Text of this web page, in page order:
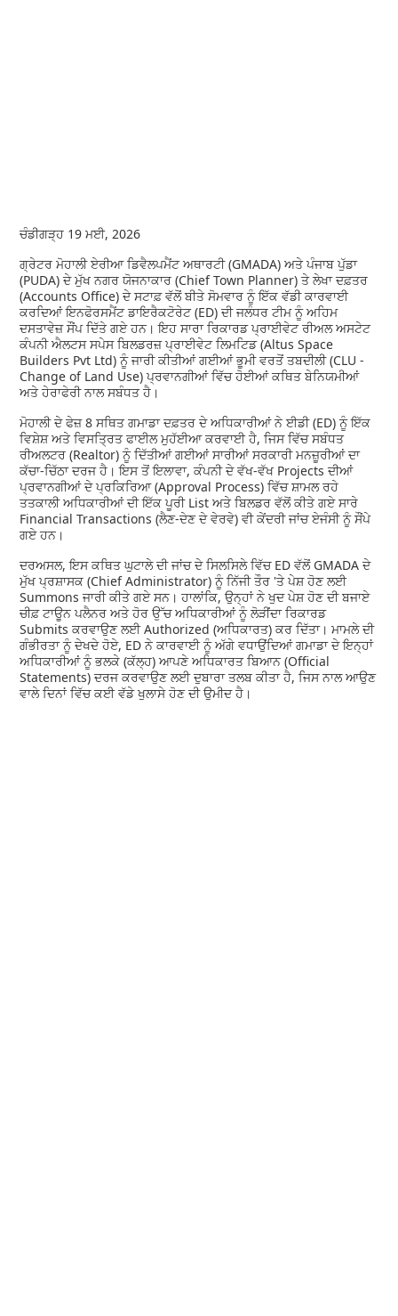
ਚੰਡੀਗੜ੍ਹ 19 ਮਈ, 2026
ਗ੍ਰੇਟਰ ਮੋਹਾਲੀ ਏਰੀਆ ਡਿਵੈਲਪਮੈਂਟ ਅਥਾਰਟੀ (GMADA) ਅਤੇ ਪੰਜਾਬ ਪੁੱਡਾ
(PUDA) ਦੇ ਮੁੱਖ ਨਗਰ ਯੋਜਨਾਕਾਰ (Chief Town Planner) ਤੇ ਲੇਖਾ ਦਫ਼ਤਰ
(Accounts Office) ਦੇ ਸਟਾਫ਼ ਵੱਲੋਂ ਬੀਤੇ ਸੋਮਵਾਰ ਨੂੰ ਇੱਕ ਵੱਡੀ ਕਾਰਵਾਈ
ਕਰਦਿਆਂ ਇਨਫੋਰਸਮੈਂਟ ਡਾਇਰੈਕਟੋਰੇਟ (ED) ਦੀ ਜਲੰਧਰ ਟੀਮ ਨੂੰ ਅਹਿਮ
ਦਸਤਾਵੇਜ਼ ਸੌਂਪ ਦਿੱਤੇ ਗਏ ਹਨ। ਇਹ ਸਾਰਾ ਰਿਕਾਰਡ ਪ੍ਰਾਈਵੇਟ ਰੀਅਲ ਅਸਟੇਟ
ਕੰਪਨੀ ਐਲਟਸ ਸਪੇਸ ਬਿਲਡਰਜ਼ ਪ੍ਰਾਈਵੇਟ ਲਿਮਟਿਡ (Altus Space
Builders Pvt Ltd) ਨੂੰ ਜਾਰੀ ਕੀਤੀਆਂ ਗਈਆਂ ਭੂਮੀ ਵਰਤੋਂ ਤਬਦੀਲੀ (CLU -
Change of Land Use) ਪ੍ਰਵਾਨਗੀਆਂ ਵਿੱਚ ਹੋਈਆਂ ਕਥਿਤ ਬੇਨਿਯਮੀਆਂ
ਅਤੇ ਹੇਰਾਫੇਰੀ ਨਾਲ ਸਬੰਧਤ ਹੈ।
ਮੋਹਾਲੀ ਦੇ ਫੇਜ਼ 8 ਸਥਿਤ ਗਮਾਡਾ ਦਫ਼ਤਰ ਦੇ ਅਧਿਕਾਰੀਆਂ ਨੇ ਈਡੀ (ED) ਨੂੰ ਇੱਕ
ਵਿਸ਼ੇਸ਼ ਅਤੇ ਵਿਸਤ੍ਰਿਤ ਫਾਈਲ ਮੁਹੱਈਆ ਕਰਵਾਈ ਹੈ, ਜਿਸ ਵਿੱਚ ਸਬੰਧਤ
ਰੀਅਲਟਰ (Realtor) ਨੂੰ ਦਿੱਤੀਆਂ ਗਈਆਂ ਸਾਰੀਆਂ ਸਰਕਾਰੀ ਮਨਜ਼ੂਰੀਆਂ ਦਾ
ਕੱਚਾ-ਚਿੱਠਾ ਦਰਜ ਹੈ। ਇਸ ਤੋਂ ਇਲਾਵਾ, ਕੰਪਨੀ ਦੇ ਵੱਖ-ਵੱਖ Projects ਦੀਆਂ
ਪ੍ਰਵਾਨਗੀਆਂ ਦੇ ਪ੍ਰਕਿਰਿਆ (Approval Process) ਵਿੱਚ ਸ਼ਾਮਲ ਰਹੇ
ਤਤਕਾਲੀ ਅਧਿਕਾਰੀਆਂ ਦੀ ਇੱਕ ਪੂਰੀ List ਅਤੇ ਬਿਲਡਰ ਵੱਲੋਂ ਕੀਤੇ ਗਏ ਸਾਰੇ
Financial Transactions (ਲੈਣ-ਦੇਣ ਦੇ ਵੇਰਵੇ) ਵੀ ਕੇਂਦਰੀ ਜਾਂਚ ਏਜੰਸੀ ਨੂੰ ਸੌਂਪੇ
ਗਏ ਹਨ।
ਦਰਅਸਲ, ਇਸ ਕਥਿਤ ਘੁਟਾਲੇ ਦੀ ਜਾਂਚ ਦੇ ਸਿਲਸਿਲੇ ਵਿੱਚ ED ਵੱਲੋਂ GMADA ਦੇ
ਮੁੱਖ ਪ੍ਰਸ਼ਾਸਕ (Chief Administrator) ਨੂੰ ਨਿੱਜੀ ਤੌਰ 'ਤੇ ਪੇਸ਼ ਹੋਣ ਲਈ
Summons ਜਾਰੀ ਕੀਤੇ ਗਏ ਸਨ। ਹਾਲਾਂਕਿ, ਉਨ੍ਹਾਂ ਨੇ ਖੁਦ ਪੇਸ਼ ਹੋਣ ਦੀ ਬਜਾਏ
ਚੀਫ਼ ਟਾਊਨ ਪਲੈਨਰ ​​ਅਤੇ ਹੋਰ ਉੱਚ ਅਧਿਕਾਰੀਆਂ ਨੂੰ ਲੋੜੀਂਦਾ ਰਿਕਾਰਡ
Submits ਕਰਵਾਉਣ ਲਈ Authorized (ਅਧਿਕਾਰਤ) ਕਰ ਦਿੱਤਾ। ਮਾਮਲੇ ਦੀ
ਗੰਭੀਰਤਾ ਨੂੰ ਦੇਖਦੇ ਹੋਏ, ED ਨੇ ਕਾਰਵਾਈ ਨੂੰ ਅੱਗੇ ਵਧਾਉਂਦਿਆਂ ਗਮਾਡਾ ਦੇ ਇਨ੍ਹਾਂ
ਅਧਿਕਾਰੀਆਂ ਨੂੰ ਭਲਕੇ (ਕੱਲ੍ਹ) ਆਪਣੇ ਅਧਿਕਾਰਤ ਬਿਆਨ (Official
Statements) ਦਰਜ ਕਰਵਾਉਣ ਲਈ ਦੁਬਾਰਾ ਤਲਬ ਕੀਤਾ ਹੈ, ਜਿਸ ਨਾਲ ਆਉਣ
ਵਾਲੇ ਦਿਨਾਂ ਵਿੱਚ ਕਈ ਵੱਡੇ ਖੁਲਾਸੇ ਹੋਣ ਦੀ ਉਮੀਦ ਹੈ।